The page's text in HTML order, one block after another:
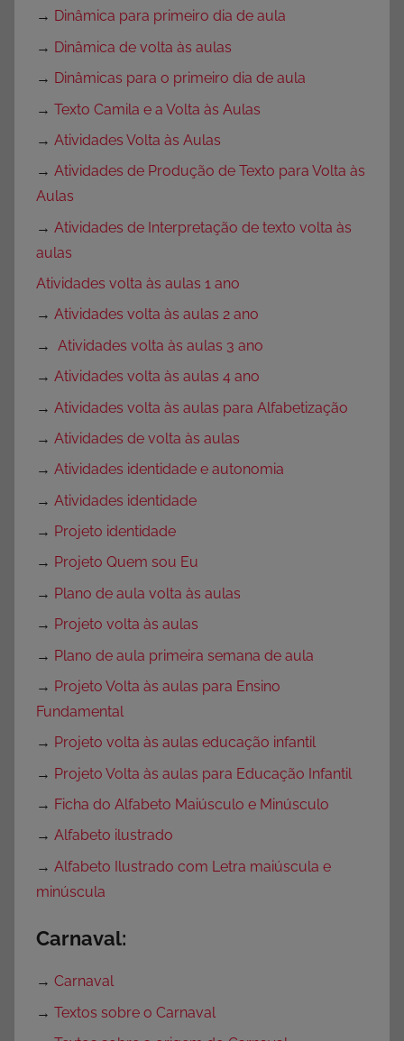
→ Dinâmica para primeiro dia de aula
→ Dinâmica de volta às aulas
→ Dinâmicas para o primeiro dia de aula
→ Texto Camila e a Volta às Aulas
→ Atividades Volta às Aulas
→ Atividades de Produção de Texto para Volta às
Aulas
→ Atividades de Interpretação de texto volta às
aulas
Atividades volta às aulas 1 ano
→ Atividades volta às aulas 2 ano
→ Atividades volta às aulas 3 ano
→ Atividades volta às aulas 4 ano
→ Atividades volta às aulas para Alfabetização
→ Atividades de volta às aulas
→ Atividades identidade e autonomia
→ Atividades identidade
→ Projeto identidade
→ Projeto Quem sou Eu
→ Plano de aula volta às aulas
→ Projeto volta às aulas
→ Plano de aula primeira semana de aula
→ Projeto Volta às aulas para Ensino
Fundamental
→ Projeto volta às aulas educação infantil
→ Projeto Volta às aulas para Educação Infantil
→ Ficha do Alfabeto Maiúsculo e Minúsculo
→ Alfabeto ilustrado
→ Alfabeto Ilustrado com Letra maiúscula e
minúscula
Carnaval:
→ Carnaval
→ Textos sobre o Carnaval